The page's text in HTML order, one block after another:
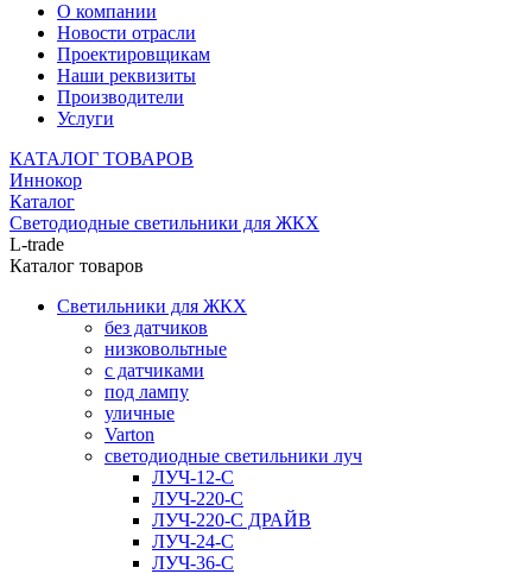
О компании
Новости отрасли
Проектировщикам
Наши реквизиты
Производители
Услуги
КАТАЛОГ ТОВАРОВ
Иннокор
Каталог
Светодиодные светильники для ЖКХ
L-trade
Каталог товаров
Светильники для ЖКХ
без датчиков
низковольтные
с датчиками
под лампу
уличные
Varton
светодиодные светильники луч
ЛУЧ-12-С
ЛУЧ-220-С
ЛУЧ-220-С ДРАЙВ
ЛУЧ-24-С
ЛУЧ-36-С